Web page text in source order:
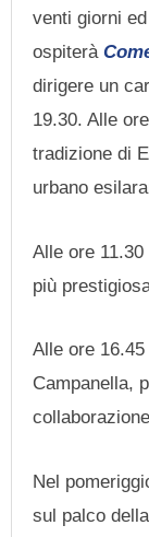
venti giorni
ospiterà
dirigere un
19.30. Alle
tradizione di
urbano
Alle ore
più
Alle ore
Campanella,
Nel
sul palco